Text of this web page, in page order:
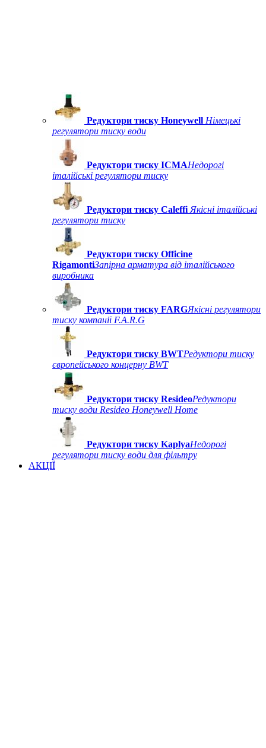
Редуктори тиску Honeywell Німецькі
регулятори тиску води
Редуктори тиску ICMAНедорогі
італійські регулятори тиску
Редуктори тиску Caleffi Якісні італійські
регулятори тиску
Редуктори тиску Officine
RigamontiЗапірна арматура від італійського
виробника
Редуктори тиску FARGЯкісні регулятори
тиску компанії F.A.R.G
Редуктори тиску BWTРедуктори тиску
європейського концерну BWT
Редуктори тиску ResideoРедуктори
тиску води Resideo Honeywell Home
Редуктори тиску KaplyaНедорогі
регулятори тиску води для фільтру
АКЦІЇ